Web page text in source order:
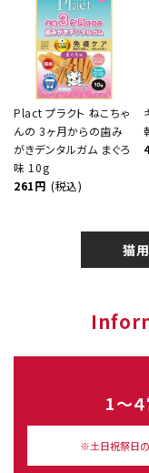
Plact プラクト ねこちゃ
んの 3ヶ月からの歯み
がきデンタルガム まぐろ
味 10g
261円 (税込)
猫
1～
※土日祝祭日の